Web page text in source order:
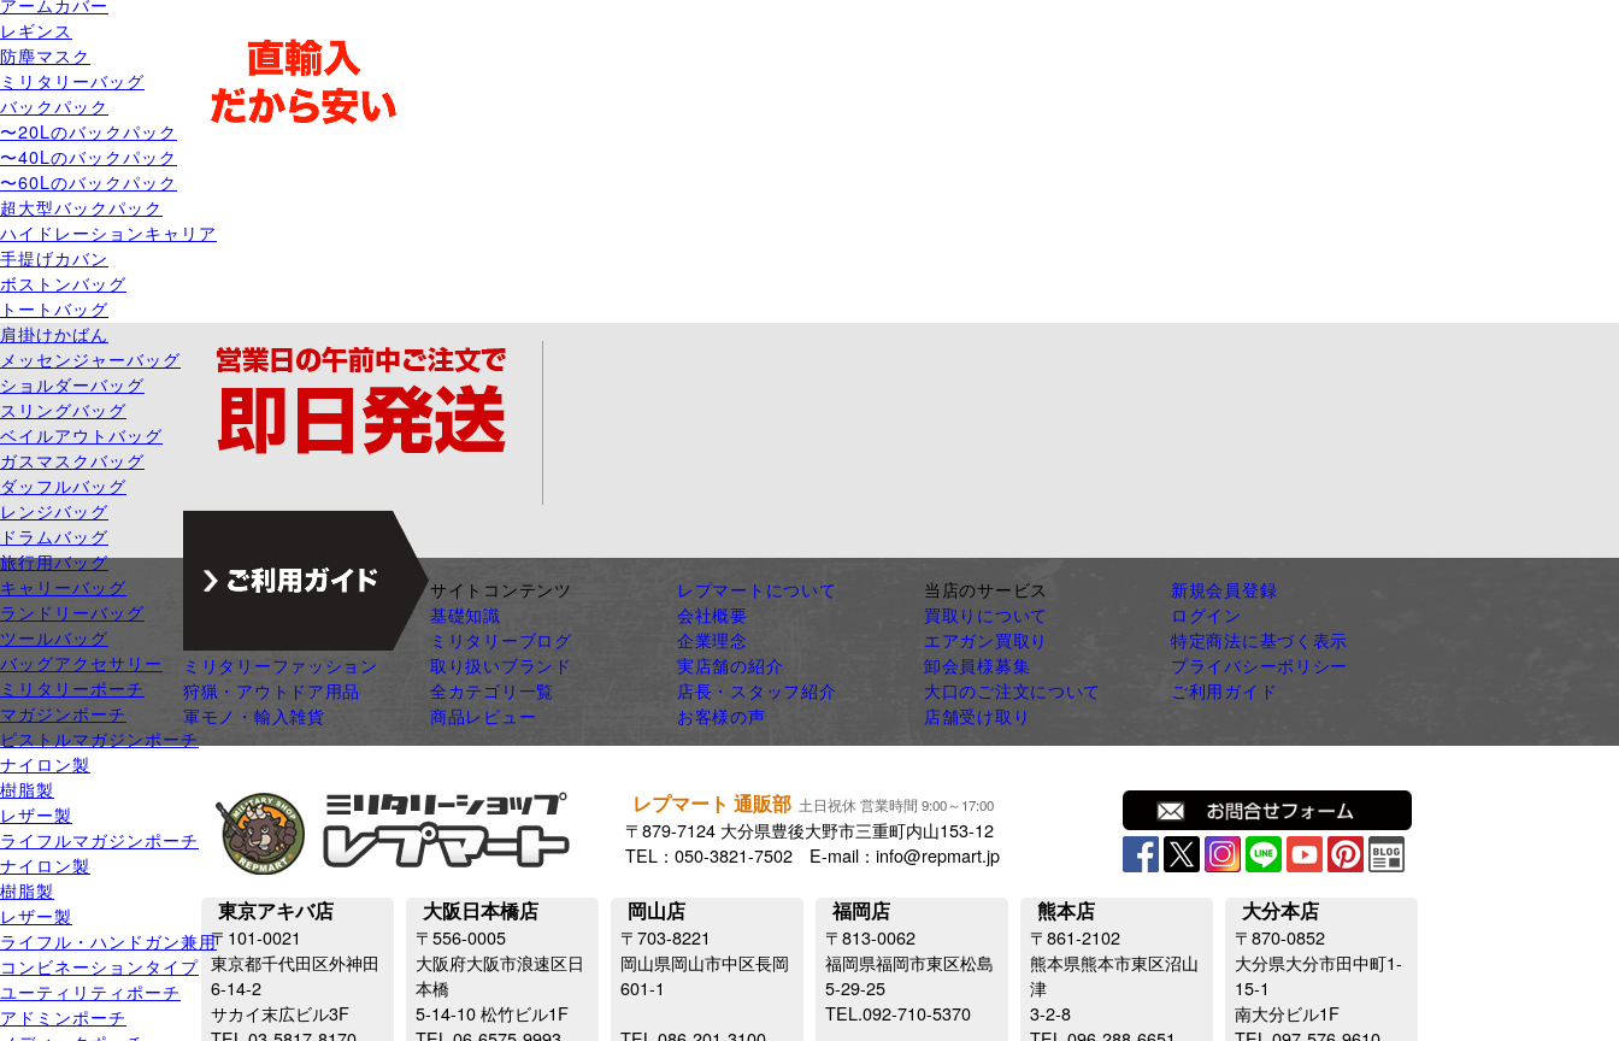
レギンス
防塵マスク
ミリタリーバッグ
バックパック
〜20Lのバックパック
〜40Lのバックパック
〜60Lのバックパック
超大型バックパック
ハイドレーションキャリア
手提げカバン
ボストンバッグ
トートバッグ
肩掛けかばん
メッセンジャーバッグ
ショルダーバッグ
スリングバッグ
ベイルアウトバッグ
ガスマスクバッグ
ダッフルバッグ
レンジバッグ
ドラムバッグ
旅行用バッグ
キャリーバッグ
ランドリーバッグ
ツールバッグ
バッグアクセサリー
ミリタリーポーチ
マガジンポーチ
ピストルマガジンポーチ
ナイロン製
樹脂製
レザー製
ライフルマガジンポーチ
ナイロン製
樹脂製
レザー製
ライフル・ハンドガン兼用
コンビネーションタイプ
ユーティリティポーチ
アドミンポーチ
ジャンル別カテゴリ
ミリタリーファッション
狩猟・アウトドア用品
軍モノ・輸入雑貨
サイトコンテンツ
基礎知識
ミリタリーブログ
取り扱いブランド
全カテゴリ一覧
商品レビュー
レプマートについて
会社概要
企業理念
実店舗の紹介
店長・スタッフ紹介
お客様の声
当店のサービス
買取りについて
エアガン買取り
卸会員様募集
大口のご注文について
店舗受け取り
新規会員登録
ログイン
特定商法に基づく表示
プライバシーポリシー
ご利用ガイド
レプマート 通販部 土日祝休 営業時間 9:00～17:00
〒879-7124 大分県豊後大野市三重町内山153-12
TEL：050-3821-7502 E-mail：info@repmart.jp
東京アキバ店
〒101-0021
東京都千代田区外神田
6-14-2
サカイ末広ビル3F
大阪日本橋店
〒556-0005
大阪府大阪市浪速区日
本橋
5-14-10 松竹ビル1F
岡山店
〒703-8221
岡山県岡山市中区長岡
601-1
福岡店
〒813-0062
福岡県福岡市東区松島
5-29-25
TEL.092-710-5370
熊本店
〒861-2102
熊本県熊本市東区沼山
津
3-2-8
大分本店
〒870-0852
大分県大分市田中町1-
15-1
南大分ビル1F